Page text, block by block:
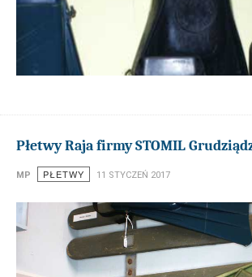
Płetwy Raja firmy STOMIL
MP PŁETWY 11 STYCZEŃ 2017